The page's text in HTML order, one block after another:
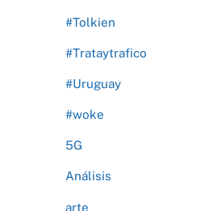
#Tolkien
#Trataytrafico
#Uruguay
#woke
5G
Análisis
arte